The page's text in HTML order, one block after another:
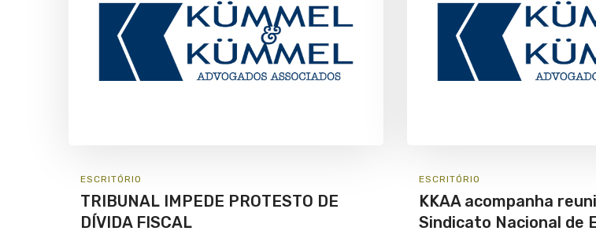
ESCRITÓRIO
TRIBUNAL IMPEDE PROTESTO DE
DÍVIDA FISCAL
ESCRITÓRIO
KKAA acompanha
Sindicato Nacional de